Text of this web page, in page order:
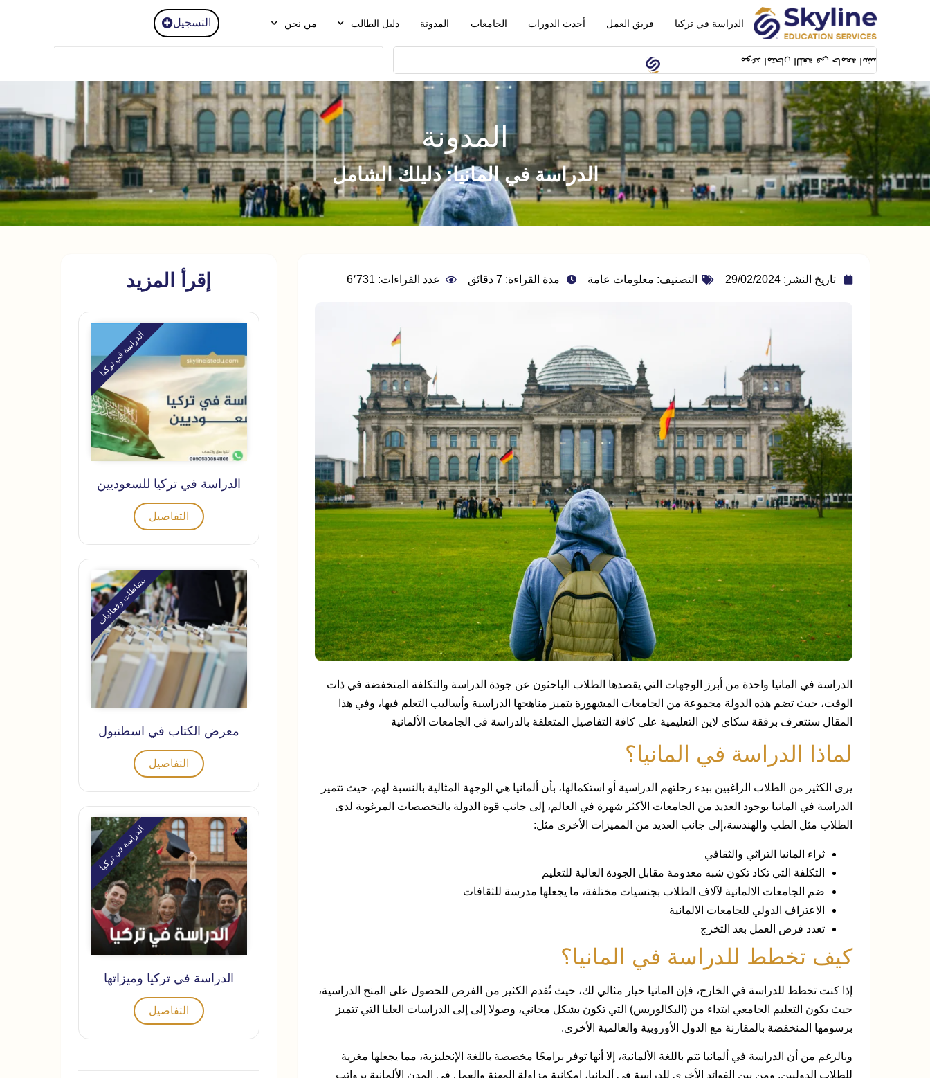
الدراسة في تركيا فريق العمل أحدث الدورات الجامعات المدونة دليل الطالب من نحن التسجيل
موعد امتحان اللغة في جامعة ايشيك سيكون بتاريخ 14/02/2024 بمبنى SFL building بشيلا
المدونة
الدراسة في المانيا: دليلك الشامل
تاريخ النشر: 29/02/2024 التصنيف: معلومات عامة مدة القراءة: 7 دقائق عدد القراءات: 6٬731
الدراسة في المانيا واحدة من أبرز الوجهات التي يقصدها الطلاب الباحثون عن جودة الدراسة والتكلفة المنخفضة في ذات
الوقت، حيث تضم هذه الدولة مجموعة من الجامعات المشهورة بتميز مناهجها الدراسية وأساليب التعلم فيها، وفي هذا
المقال سنتعرف برفقة سكاي لاين التعليمية على كافة التفاصيل المتعلقة بالدراسة في الجامعات الألمانية
لماذا الدراسة في المانيا؟
يرى الكثير من الطلاب الراغبين ببدء رحلتهم الدراسية أو استكمالها، بأن ألمانيا هي الوجهة المثالية بالنسبة لهم، حيث تتميز
الدراسة في المانيا بوجود العديد من الجامعات الأكثر شهرة في العالم، إلى جانب قوة الدولة بالتخصصات المرغوبة لدى
الطلاب مثل الطب والهندسة،إلى جانب العديد من المميزات الأخرى مثل:
ثراء المانيا التراثي والثقافي
التكلفة التي تكاد تكون شبه معدومة مقابل الجودة العالية للتعليم
ضم الجامعات الالمانية لآلاف الطلاب بجنسيات مختلفة، ما يجعلها مدرسة للثقافات
الاعتراف الدولي للجامعات الالمانية
تعدد فرص العمل بعد التخرج
كيف تخطط للدراسة في المانيا؟
إذا كنت تخطط للدراسة في الخارج، فإن المانيا خيار مثالي لك، حيث تُقدم الكثير من الفرص للحصول على المنح الدراسية،
حيث يكون التعليم الجامعي ابتداء من (البكالوريس) التي تكون بشكل مجاني، وصولا إلى إلى الدراسات العليا التي تتميز
برسومها المنخفضة بالمقارنة مع الدول الأوروبية والعالمية الأخرى.
وبالرغم من أن الدراسة في ألمانيا تتم باللغة الألمانية، إلا أنها توفر برامجًا مخصصة باللغة الإنجليزية، مما يجعلها مغرية
للطلاب الدوليين. ومن بين الفوائد الأخرى للدراسة في ألمانيا، إمكانية مزاولة المهنة والعمل في المدن الألمانية برواتب
إقرأ المزيد
الدراسة في تركيا
الدراسة في تركيا للسعوديين
التفاصيل
نشاطات وفعاليات
معرض الكتاب في اسطنبول
التفاصيل
الدراسة في تركيا
الدراسة في تركيا وميزاتها
التفاصيل